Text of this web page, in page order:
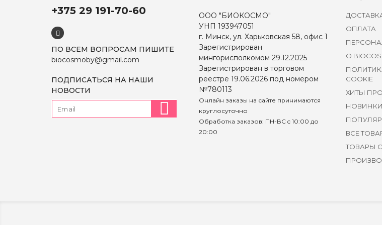
+375 29 191-70-60
ПО ВСЕМ ВОПРОСАМ ПИШИТЕ
biocosmoby@gmail.com
ПОДПИСАТЬСЯ НА НАШИ
НОВОСТИ
ООО "БИОКОСМО"
УНП 193947051
г. Минск, ул. Харьковская 58, офис 1
Зарегистрирован
мингорисполкомом 29.12.2025
Зарегистрирован в торговом
реестре 19.06.2026 под номером
№780113
Онлайн заказы на сайте принимаются
круглосуточно
Обработка заказов: ПН-ВС c 10:00 до
20:00
ОПЛАТА
О
COOKIE
ХИТЫ
НОВИНКИ
ВСЕ
ТОВАРЫ